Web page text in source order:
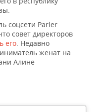
соцсети Parler
совет директоров
его . Недавно
женат на
Алине